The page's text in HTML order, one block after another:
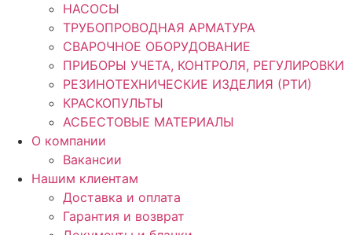
НАСОСЫ
ТРУБОПРОВОДНАЯ АРМАТУРА
СВАРОЧНОЕ ОБОРУДОВАНИЕ
ПРИБОРЫ УЧЕТА, КОНТРОЛЯ, РЕГУЛИРОВКИ
РЕЗИНОТЕХНИЧЕСКИЕ ИЗДЕЛИЯ (РТИ)
КРАСКОПУЛЬТЫ
АСБЕСТОВЫЕ МАТЕРИАЛЫ
О компании
Вакансии
Нашим клиентам
Доставка и оплата
Гарантия и возврат